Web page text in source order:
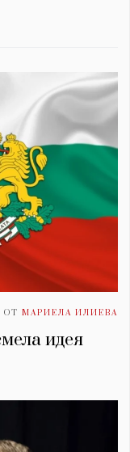
ОТ МАРИЕЛА ИЛИЕВА
идея